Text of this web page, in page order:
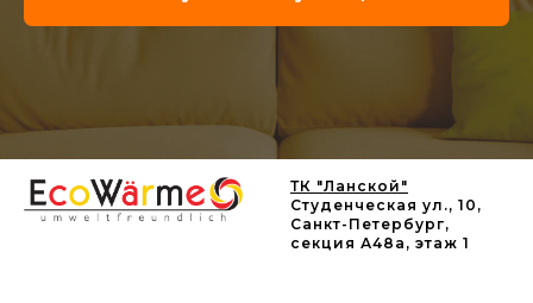
ТК "Ланской"
Студенческая ул., 10,
Санкт-Петербург,
секция А48а, этаж 1